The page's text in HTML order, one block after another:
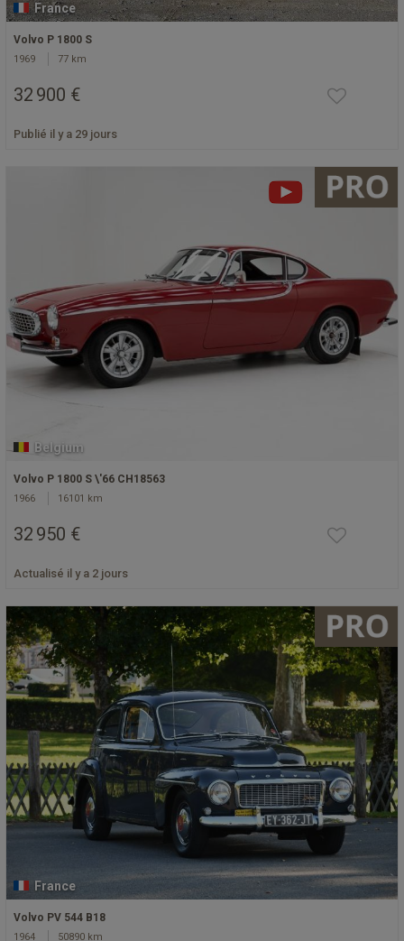
France
Volvo P 1800 S
1969 77 km
32 900 €
Publié il y a 29 jours
Belgium
Volvo P 1800 S \'66 CH18563
1966 16101 km
32 950 €
Actualisé il y a 2 jours
France
Volvo PV 544 B18
1964 50890 km